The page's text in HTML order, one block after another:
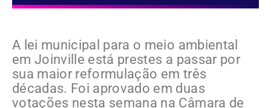
A lei municipal para o meio ambiental
em Joinville está prestes a passar por
sua maior reformulação em três
décadas. Foi aprovado em duas
votações nesta semana na Câmara de